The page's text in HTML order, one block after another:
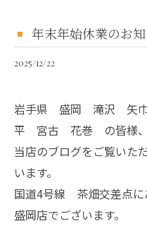
年末年始休業のお
2025/12/22
岩手県 盛岡 滝沢 矢
平 宮古 花巻 の皆様、
当店のブログをご覧いた
います。
国道4号線 茶畑交差点
盛岡店でございます。